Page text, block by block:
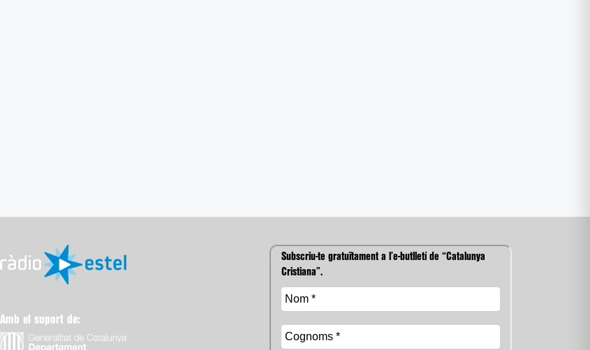
Amb el suport de:
Subscriu-te gratuïtament a l’e-butlletí de “Catalunya
Cristiana”.